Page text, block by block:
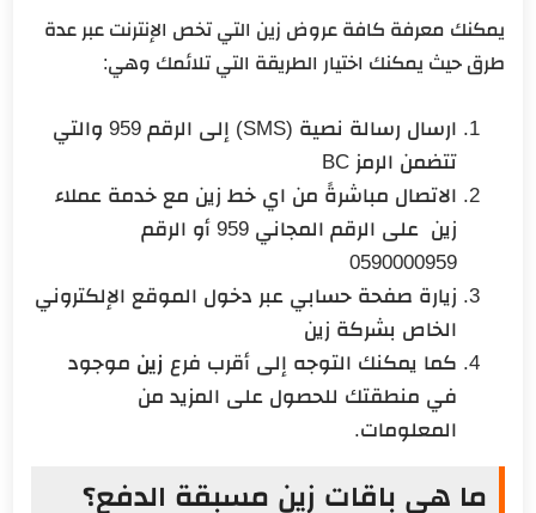
يمكنك معرفة كافة عروض زين التي تخص الإنترنت عبر عدة
طرق حيث يمكنك اختيار الطريقة التي تلائمك وهي:
ارسال رسالة نصية (SMS) إلى الرقم 959 والتي
تتضمن الرمز BC
الاتصال مباشرةً من اي خط زين مع خدمة عملاء
زين على الرقم المجاني 959 أو الرقم
0590000959
زيارة صفحة حسابي عبر دخول الموقع الإلكتروني
الخاص بشركة زين
كما يمكنك التوجه إلى أقرب فرع زين موجود
في منطقتك للحصول على المزيد من
المعلومات.
ما هي باقات زين مسبقة الدفع؟